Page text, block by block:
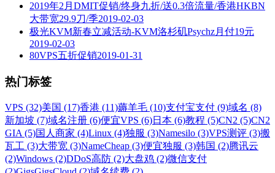
2019年2月DMIT促销/终身九折/送0.3倍流量/香港HKBN
大带宽29.9刀/季2019-02-03
极光KVM新春立减活动-KVM洛杉矶Psychz月付19元
2019-02-03
80VPS五折促销2019-01-31
热门标签
VPS (32)美国 (17)香港 (11)薅羊毛 (10)支付宝支付 (9)域名 (8)
新加坡 (7)域名注册 (6)便宜VPS (6)日本 (6)教程 (5)CN2 (5)CN2
GIA (5)国人商家 (4)Linux (4)独服 (3)Namesilo (3)VPS测评 (3)搬
瓦工 (3)大带宽 (3)NameCheap (3)便宜独服 (3)韩国 (2)腾讯云
(2)Windows (2)DDoS高防 (2)大盘鸡 (2)微信支付